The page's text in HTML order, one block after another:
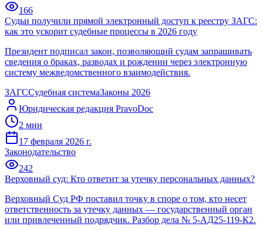
166
Судьи получили прямой электронный доступ к реестру ЗАГС:
как это ускорит судебные процессы в 2026 году
Президент подписал закон, позволяющий судам запрашивать
сведения о браках, разводах и рождении через электронную
систему межведомственного взаимодействия.
ЗАГССудебная системаЗаконы 2026
Юридическая редакция PravoDoc
2 мин
17 февраля 2026 г.
Законодательство
242
Верховный суд: Кто ответит за утечку персональных данных?
Верховный Суд РФ поставил точку в споре о том, кто несет
ответственность за утечку данных — государственный орган
или привлеченный подрядчик. Разбор дела № 5-АД25-119-К2.